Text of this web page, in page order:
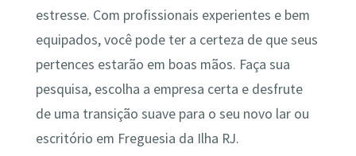
estresse. Com profissionais experientes e bem
equipados, você pode ter a certeza de que seus
pertences estarão em boas mãos. Faça sua
pesquisa, escolha a empresa certa e desfrute
de uma transição suave para o seu novo lar ou
escritório em Freguesia da Ilha RJ.